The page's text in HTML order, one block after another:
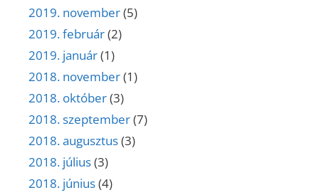
2019. november(5)
2019. február(2)
2019. január(1)
2018. november(1)
2018. október(3)
2018. szeptember(7)
2018. augusztus(3)
2018. július(3)
2018. június(4)